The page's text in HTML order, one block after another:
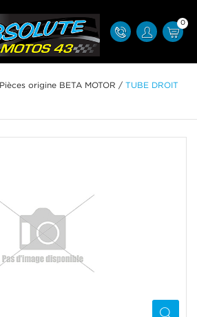
0
Pièces origine BETA MOTOR /
TUBE DROIT